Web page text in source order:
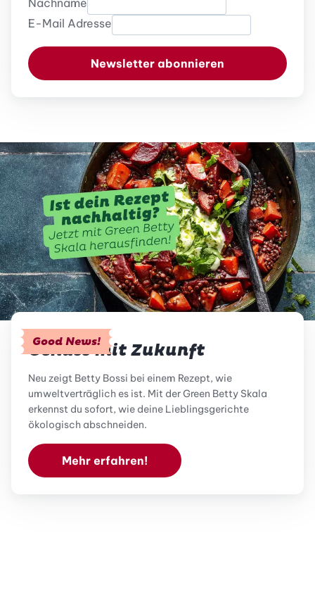
Nachname
E-Mail Adresse
Newsletter abonnieren
Good News!
Genuss mit Zukunft
Neu zeigt Betty Bossi bei einem Rezept, wie
umweltverträglich es ist. Mit der Green Betty Skala
erkennst du sofort, wie deine Lieblingsgerichte
ökologisch abschneiden.
Mehr erfahren!